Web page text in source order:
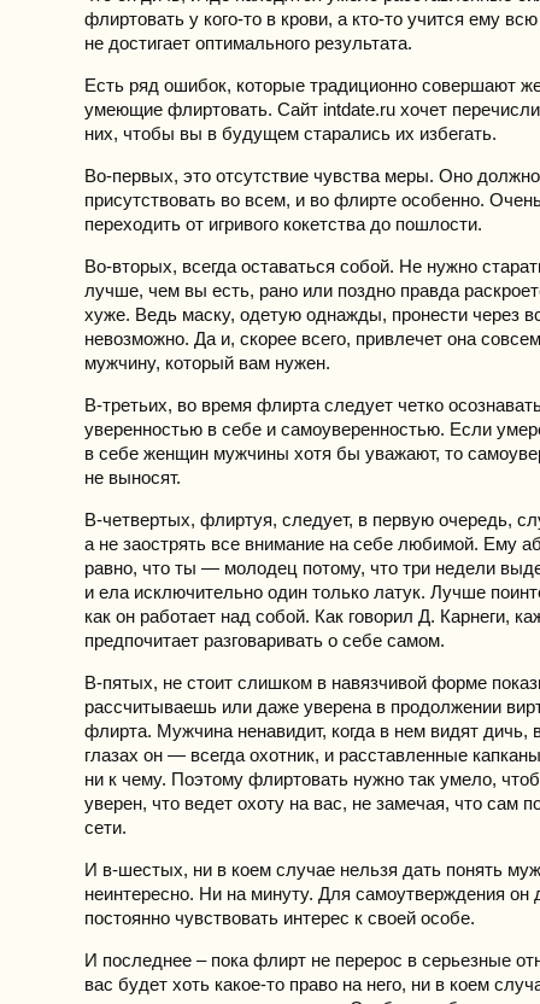
флиртовать у кого-то в крови, а кто-то учится ему
не достигает оптимального результата.
Есть ряд ошибок, которые традиционно совершают
умеющие флиртовать. Сайт intdate.ru хочет
них, чтобы вы в будущем старались их избегать.
Во-первых, это отсутствие чувства меры. Оно должно
присутствовать во всем, и во флирте особенно.
переходить от игривого кокетства до пошлости.
Во-вторых, всегда оставаться собой. Не нужно
лучше, чем вы есть, рано или поздно правда
хуже. Ведь маску, одетую однажды, пронести через
невозможно. Да и, скорее всего, привлечет она
мужчину, который вам нужен.
В-третьих, во время флирта следует четко
уверенностью в себе и самоуверенностью. Если
в себе женщин мужчины хотя бы уважают, то
не выносят.
В-четвертых, флиртуя, следует, в первую очередь,
а не заострять все внимание на себе любимой. Ему
равно, что ты — молодец потому, что три недели
и ела исключительно один только латук. Лучше
как он работает над собой. Как говорил Д. Карнеги,
предпочитает разговаривать о себе самом.
В-пятых, не стоит слишком в навязчивой форме
рассчитываешь или даже уверена в продолжении
флирта. Мужчина ненавидит, когда в нем видят дичь,
глазах он — всегда охотник, и расставленные
ни к чему. Поэтому флиртовать нужно так умело,
уверен, что ведет охоту на вас, не замечая, что сам
сети.
И в-шестых, ни в коем случае нельзя дать понять
неинтересно. Ни на минуту. Для самоутверждения он
постоянно чувствовать интерес к своей особе.
И последнее – пока флирт не перерос в серьезные
вас будет хоть какое-то право на него, ни в коем